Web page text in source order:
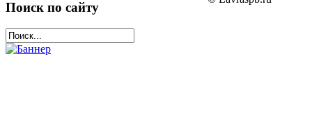
Поиск по сайту